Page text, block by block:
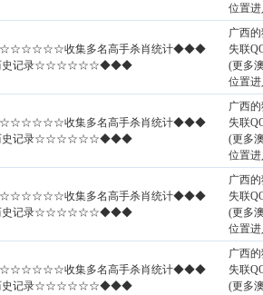
位置
收集多名高手杀肖统计◆◆◆
历史记录☆☆☆☆☆☆◆◆◆
广西
失联
(更多
位置
收集多名高手杀肖统计◆◆◆
历史记录☆☆☆☆☆☆◆◆◆
广西
失联
(更多
位置
收集多名高手杀肖统计◆◆◆
历史记录☆☆☆☆☆☆◆◆◆
广西
失联
(更多
位置
收集多名高手杀肖统计◆◆◆
历史记录☆☆☆☆☆☆◆◆◆
广西
失联
(更多